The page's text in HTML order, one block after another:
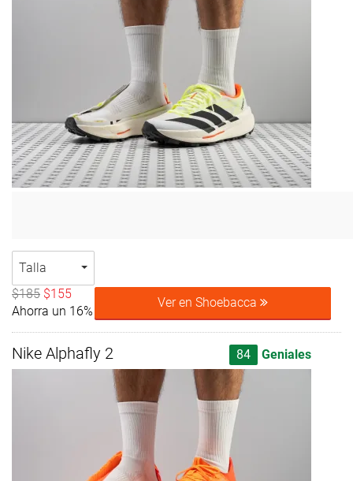
Talla
$185 $155
Ahorra un 16%
Ver en Shoebacca
Nike Alphafly 2 84 Geniales